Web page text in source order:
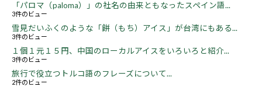
「パロマ（paloma）」の社名の由来ともなったスペイン語...
3件のビュー
雪見だいふくのような「餅（もち）アイス」が台湾にもある...
3件のビュー
１個１元１５円、中国のローカルアイスをいろいろと紹介...
3件のビュー
旅行で役立つトルコ語のフレーズについて...
2件のビュー